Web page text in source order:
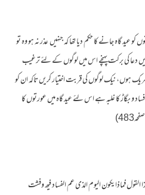
گاہ جانے کا حکم دیا تھا کہ جنہیں عذر نہ ہو وہ تو
دعا کی برکت پہنچے اس میں لوگوں کے لئے ترغیب
ہوں، نیک لوگوں کی قربت اختیار کریں تاکہ ان کو
و بگاڑ کا غلبہ ہے اس لئے عید گاہ میں عورتوں کا
القول فماذا یکون الیوم الذی عم الفساد فیھ وفشت